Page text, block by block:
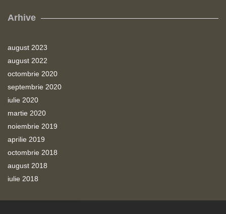
Arhive
august 2023
august 2022
octombrie 2020
septembrie 2020
iulie 2020
martie 2020
noiembrie 2019
aprilie 2019
octombrie 2018
august 2018
iulie 2018